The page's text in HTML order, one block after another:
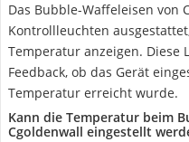
Das Bubble-Waffeleisen von
Kontrollleuchten
Temperatur anzeigen. Diese
Feedback, ob das Gerät
Temperatur erreicht wurde.
Kann die Temperatur beim
Cgoldenwall eingestellt